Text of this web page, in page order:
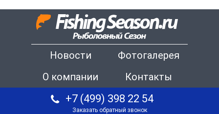
Новости
Фотогалерея
О компании
Контакты
+7 (499) 398 22 54
Заказать обратный звонок